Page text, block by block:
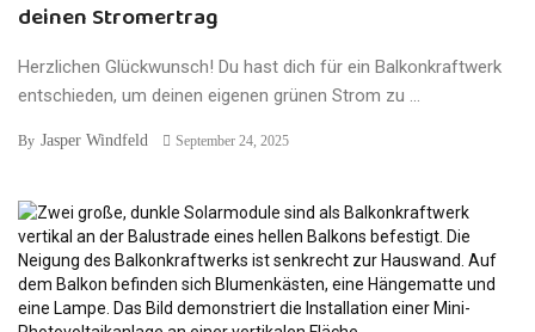
deinen Stromertrag
Herzlichen Glückwunsch! Du hast dich für ein Balkonkraftwerk
entschieden, um deinen eigenen grünen Strom zu ...
By Jasper Windfeld September 24, 2025